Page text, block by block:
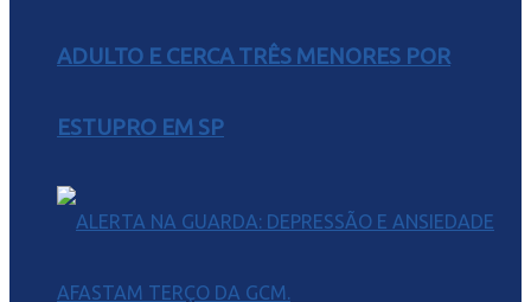
ADULTO E CERCA TRÊS MENORES POR
ESTUPRO EM SP